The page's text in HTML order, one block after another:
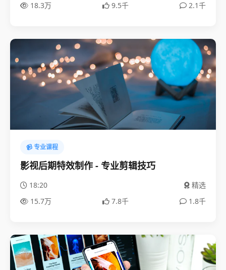
18.3万
9.5千 2.1千
📹 专业课程
影视后期特效制作 - 专业剪辑技巧
18:20
精选
15.7万
7.8千 1.8千